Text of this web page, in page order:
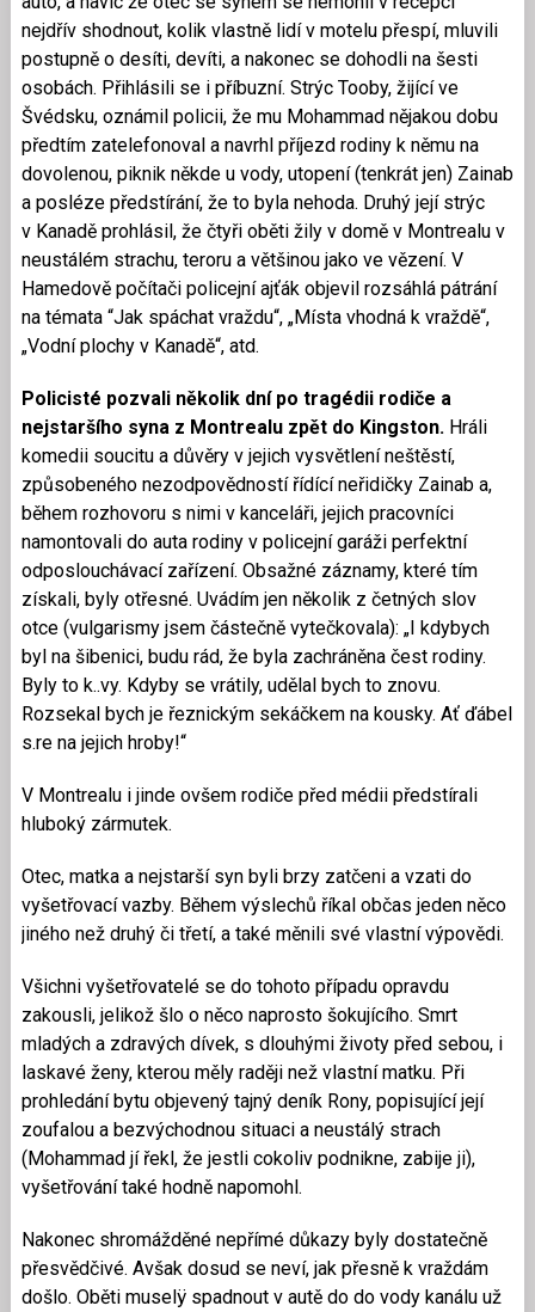
nejdřív shodnout, kolik vlastně lidí v motelu přespí, mluvili
postupně o desíti, devíti, a nakonec se dohodli na šesti
osobách. Přihlásili se i příbuzní. Strýc Tooby, žijící ve
Švédsku, oznámil policii, že mu Mohammad nějakou dobu
předtím zatelefonoval a navrhl příjezd rodiny k němu na
dovolenou, piknik někde u vody, utopení (tenkrát jen) Zainab
a posléze předstírání, že to byla nehoda. Druhý její strýc
v Kanadě prohlásil, že čtyři oběti žily v domě v Montrealu v
neustálém strachu, teroru a většinou jako ve vězení. V
Hamedově počítači policejní ajťák objevil rozsáhlá pátrání
na témata “Jak spáchat vraždu“, „Místa vhodná k vraždě“,
„Vodní plochy v Kanadě“, atd.
Policisté pozvali několik dní po tragédii rodiče a
nejstaršího syna z Montrealu zpět do Kingston. Hráli
komedii soucitu a důvěry v jejich vysvětlení neštěstí,
způsobeného nezodpovědností řídící neřidičky Zainab a,
během rozhovoru s nimi v kanceláři, jejich pracovníci
namontovali do auta rodiny v policejní garáži perfektní
odposlouchávací zařízení. Obsažné záznamy, které tím
získali, byly otřesné. Uvádím jen několik z četných slov
otce (vulgarismy jsem částečně vytečkovala): „I kdybych
byl na šibenici, budu rád, že byla zachráněna čest rodiny.
Byly to k..vy. Kdyby se vrátily, udělal bych to znovu.
Rozsekal bych je řeznickým sekáčkem na kousky. Ať ďábel
s.re na jejich hroby!“
V Montrealu i jinde ovšem rodiče před médii předstírali
hluboký zármutek.
Otec, matka a nejstarší syn byli brzy zatčeni a vzati do
vyšetřovací vazby. Během výslechů říkal občas jeden něco
jiného než druhý či třetí, a také měnili své vlastní výpovědi.
Všichni vyšetřovatelé se do tohoto případu opravdu
zakousli, jelikož šlo o něco naprosto šokujícího. Smrt
mladých a zdravých dívek, s dlouhými životy před sebou, i
laskavé ženy, kterou měly raději než vlastní matku. Při
prohledání bytu objevený tajný deník Rony, popisující její
zoufalou a bezvýchodnou situaci a neustálý strach
(Mohammad jí řekl, že jestli cokoliv podnikne, zabije ji),
vyšetřování také hodně napomohl.
Nakonec shromážděné nepřímé důkazy byly dostatečně
přesvědčivé. Avšak dosud se neví, jak přesně k vraždám
došlo. Oběti muselÿ spadnout v autě do do vody kanálu už